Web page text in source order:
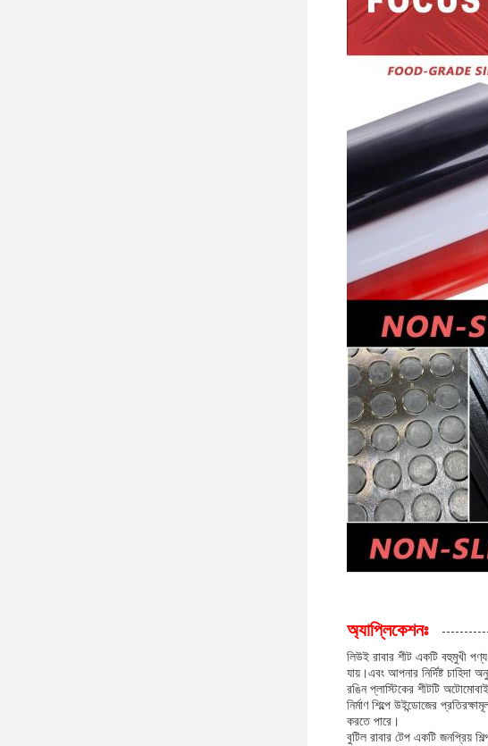
অ্যাপ্লিকেশনঃ
লিউই রাবার শীট একটি বহুমুখী
যায়।এবং আপনার নির্দিষ্ট চাহিদা
রঙিন প্লাস্টিকের শীটটি
নির্মাণ শিল্পে উইন্ডোজের
করতে পারে।
বুটিল রাবার টেপ একটি জনপ্রিয়